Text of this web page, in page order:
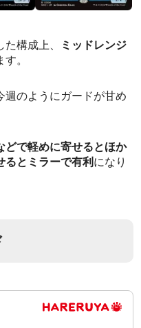
構成上、
ミッドレンジ
。
週のようにガードが甘め
どで軽めに寄せるとほか
るとミラーで有利 になり